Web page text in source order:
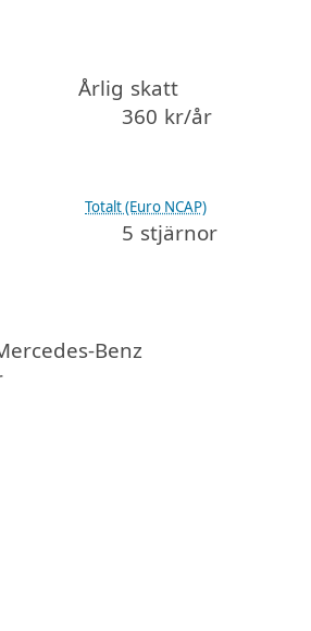
Årlig skatt
360 kr/år
Totalt (Euro NCAP)
5 stjärnor
Benz